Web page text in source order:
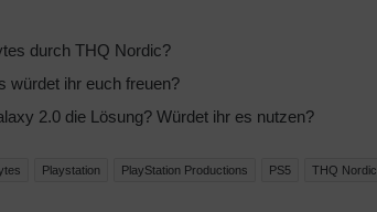
durch THQ Nordic?
würdet ihr euch freuen?
2.0 die Lösung? Würdet ihr es nutzen?
Playstation PlayStation Productions PS5 THQ Nordic